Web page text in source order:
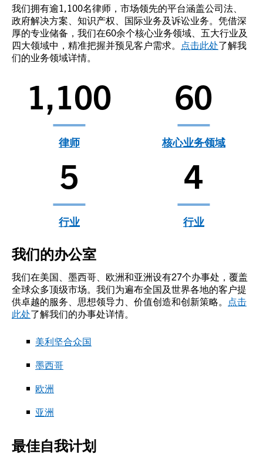
我们拥有逾1,100名律师，市场领先的平台涵盖公司法、
政府解决方案、知识产权、国际业务及诉讼业务。凭借深
厚的专业储备，我们在60余个核心业务领域、五大行业及
四大领域中，精准把握并预见客户需求。 点击此处了解我
们的业务领域详情。
1,100
律师
60
核心业务领域
5
行业
4
行业
我们的办公室
我们在美国、墨西哥、欧洲和亚洲设有27个办事处，覆盖
全球众多顶级市场。我们为遍布全国及世界各地的客户提
供卓越的服务、思想领导力、价值创造和创新策略。 点击
此处了解我们的办事处详情。
美利坚合众国
墨西哥
欧洲
亚洲
最佳自我计划